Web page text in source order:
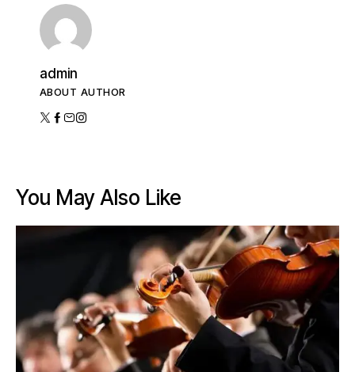
admin
ABOUT AUTHOR
You May Also Like